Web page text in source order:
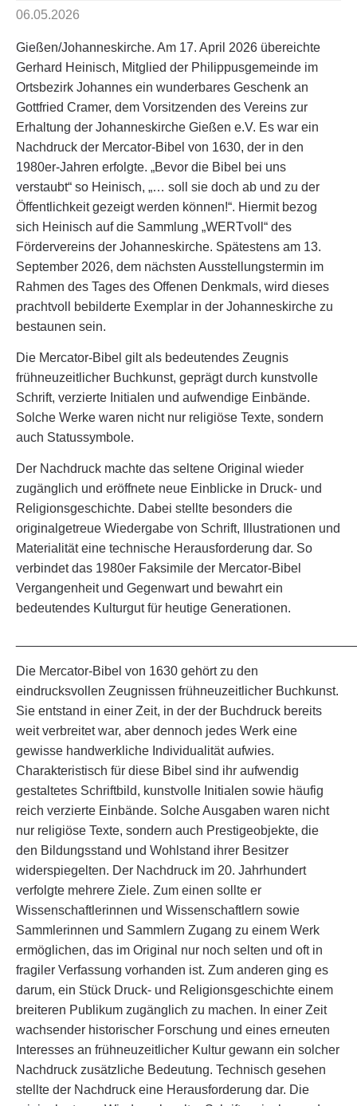
06.05.2026
Gießen/Johanneskirche. Am 17. April 2026 übereichte
Gerhard Heinisch, Mitglied der Philippusgemeinde im
Ortsbezirk Johannes ein wunderbares Geschenk an
Gottfried Cramer, dem Vorsitzenden des Vereins zur
Erhaltung der Johanneskirche Gießen e.V. Es war ein
Nachdruck der Mercator-Bibel von 1630, der in den
1980er-Jahren erfolgte. „Bevor die Bibel bei uns
verstaubt“ so Heinisch, „… soll sie doch ab und zu der
Öffentlichkeit gezeigt werden können!“. Hiermit bezog
sich Heinisch auf die Sammlung „WERTvoll“ des
Fördervereins der Johanneskirche. Spätestens am 13.
September 2026, dem nächsten Ausstellungstermin im
Rahmen des Tages des Offenen Denkmals, wird dieses
prachtvoll bebilderte Exemplar in der Johanneskirche zu
bestaunen sein.
Die Mercator-Bibel gilt als bedeutendes Zeugnis
frühneuzeitlicher Buchkunst, geprägt durch kunstvolle
Schrift, verzierte Initialen und aufwendige Einbände.
Solche Werke waren nicht nur religiöse Texte, sondern
auch Statussymbole.
Der Nachdruck machte das seltene Original wieder
zugänglich und eröffnete neue Einblicke in Druck- und
Religionsgeschichte. Dabei stellte besonders die
originalgetreue Wiedergabe von Schrift, Illustrationen und
Materialität eine technische Herausforderung dar. So
verbindet das 1980er Faksimile der Mercator-Bibel
Vergangenheit und Gegenwart und bewahrt ein
bedeutendes Kulturgut für heutige Generationen.
Die Mercator-Bibel von 1630 gehört zu den
eindrucksvollen Zeugnissen frühneuzeitlicher Buchkunst.
Sie entstand in einer Zeit, in der der Buchdruck bereits
weit verbreitet war, aber dennoch jedes Werk eine
gewisse handwerkliche Individualität aufwies.
Charakteristisch für diese Bibel sind ihr aufwendig
gestaltetes Schriftbild, kunstvolle Initialen sowie häufig
reich verzierte Einbände. Solche Ausgaben waren nicht
nur religiöse Texte, sondern auch Prestigeobjekte, die
den Bildungsstand und Wohlstand ihrer Besitzer
widerspiegelten. Der Nachdruck im 20. Jahrhundert
verfolgte mehrere Ziele. Zum einen sollte er
Wissenschaftlerinnen und Wissenschaftlern sowie
Sammlerinnen und Sammlern Zugang zu einem Werk
ermöglichen, das im Original nur noch selten und oft in
fragiler Verfassung vorhanden ist. Zum anderen ging es
darum, ein Stück Druck- und Religionsgeschichte einem
breiteren Publikum zugänglich zu machen. In einer Zeit
wachsender historischer Forschung und eines erneuten
Interesses an frühneuzeitlicher Kultur gewann ein solcher
Nachdruck zusätzliche Bedeutung. Technisch gesehen
stellte der Nachdruck eine Herausforderung dar. Die